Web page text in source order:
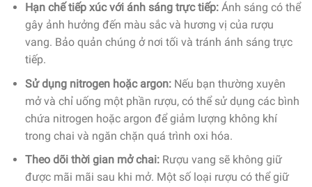
Hạn chế tiếp xúc với ánh sáng trực tiếp:Ánh sáng có thể
gây ảnh hưởng đến màu sắc và hương vị của rượu
vang. Bảo quản chúng ở nơi tối và tránh ánh sáng trực
tiếp.
Sử dụng nitrogen hoặc argon:Nếu bạn thường xuyên
mở và chỉ uống một phần rượu, có thể sử dụng các bình
chứa nitrogen hoặc argon để giảm lượng không khí
trong chai và ngăn chặn quá trình oxi hóa.
Theo dõi thời gian mở chai:Rượu vang sẽ không giữ
được mãi mãi sau khi mở. Một số loại rượu có thể giữ